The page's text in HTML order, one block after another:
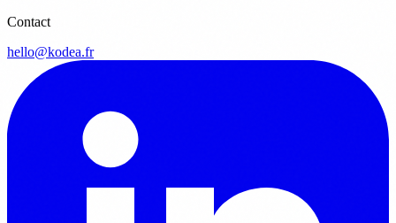
Contact
hello@kodea.fr